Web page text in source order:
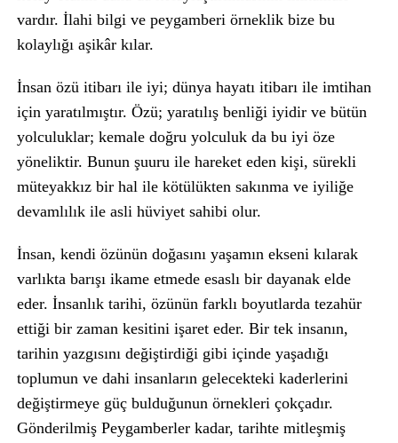
vardır. İlahi bilgi ve peygamberi örneklik bize bu
kolaylığı aşikâr kılar.
İnsan özü itibarı ile iyi; dünya hayatı itibarı ile imtihan
için yaratılmıştır. Özü; yaratılış benliği iyidir ve bütün
yolculuklar; kemale doğru yolculuk da bu iyi öze
yöneliktir. Bunun şuuru ile hareket eden kişi, sürekli
müteyakkız bir hal ile kötülükten sakınma ve iyiliğe
devamlılık ile asli hüviyet sahibi olur.
İnsan, kendi özünün doğasını yaşamın ekseni kılarak
varlıkta barışı ikame etmede esaslı bir dayanak elde
eder. İnsanlık tarihi, özünün farklı boyutlarda tezahür
ettiği bir zaman kesitini işaret eder. Bir tek insanın,
tarihin yazgısını değiştirdiği gibi içinde yaşadığı
toplumun ve dahi insanların gelecekteki kaderlerini
değiştirmeye güç bulduğunun örnekleri çokçadır.
Gönderilmiş Peygamberler kadar, tarihte mitleşmiş